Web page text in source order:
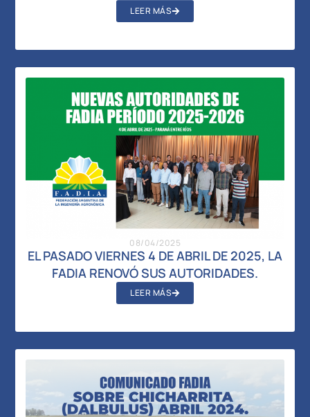
LEER MÁS
08/04/2025
EL PASADO VIERNES 4 DE ABRIL DE 2025, LA
FADIA RENOVÓ SUS AUTORIDADES.
LEER MÁS